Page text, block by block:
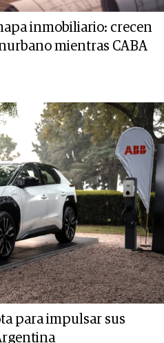
inmobiliario: crecen
mientras CABA
para impulsar sus